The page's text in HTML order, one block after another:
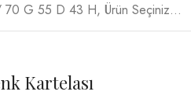
70 G 55 D 43 H, Ürün Seçiniz…
Kartelası